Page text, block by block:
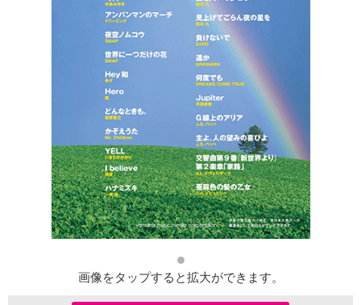
画像をタップすると拡大ができます。